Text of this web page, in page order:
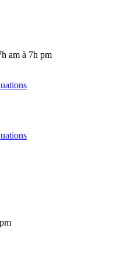
am à 7h pm